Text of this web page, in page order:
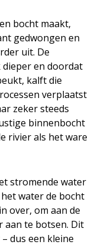
bocht maakt,
gedwongen en
uit. De
en doordat
kalft die
verplaatst
zeker steeds
binnenbocht
rivier als het ware
stromende water
water de bocht
over, om aan de
aan te botsen. Dit
dus een kleine